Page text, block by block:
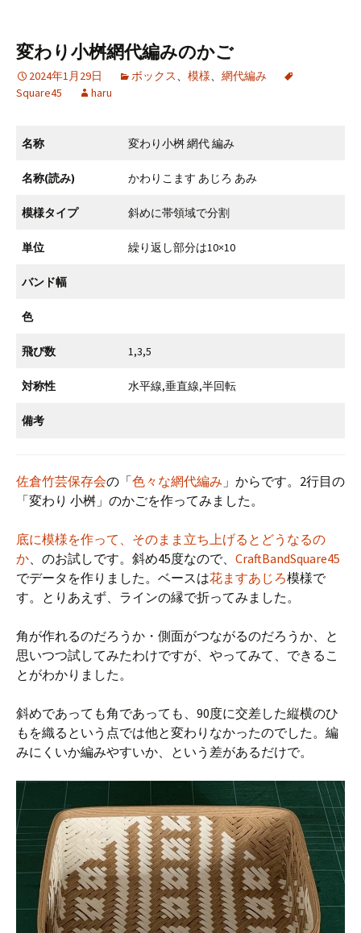
k
変わり小桝網代編みのかご
2024年1月29日 ボックス、 模様、 網代編み
Square45
haru
名称 変わり小桝 網代 編み
名称(読み) かわりこます あじろ あみ
模様タイプ 斜めに帯領域で分割
単位 繰り返し部分は10×10
バンド幅
色
飛び数 1,3,5
対称性 水平線,垂直線,半回転
備考
佐倉竹芸保存会の「色々な網代編み 」からです。2行目の
「変わり 小桝」のかごを作ってみました。
底に模様を作って、そのまま立ち上げるとどうなるの
か 、のお試しです。斜め45度なので、 CraftBandSquare45
でデータを作りました。ベースは花ますあじろ模様で
す。とりあえず、ラインの縁で折ってみました。
角が作れるのだろうか・側面がつながるのだろうか、と
思いつつ試してみたわけですが、やってみて、できるこ
とがわかりました。
斜めであっても角であっても、90度に交差した縦横のひ
もを織るという点では他と変わりなかったのでした。編
みにくいか編みやすいか、という差があるだけで。